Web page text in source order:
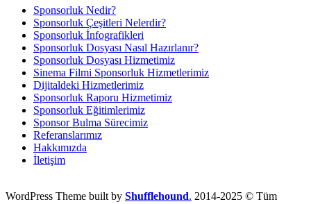
Sponsorluk Nedir?
Sponsorluk Çeşitleri Nelerdir?
Sponsorluk İnfografikleri
Sponsorluk Dosyası Nasıl Hazırlanır?
Sponsorluk Dosyası Hizmetimiz
Sinema Filmi Sponsorluk Hizmetlerimiz
Dijitaldeki Hizmetlerimiz
Sponsorluk Raporu Hizmetimiz
Sponsorluk Eğitimlerimiz
Sponsor Bulma Sürecimiz
Referanslarımız
Hakkımızda
İletişim
WordPress Theme built by Shufflehound. 2014-2025 © Tüm